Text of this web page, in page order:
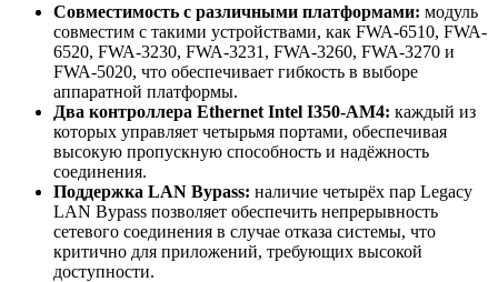
Совместимость с различными платформами: модуль
совместим с такими устройствами, как FWA-6510, FWA-
6520, FWA-3230, FWA-3231, FWA-3260, FWA-3270 и
FWA-5020, что обеспечивает гибкость в выборе
аппаратной платформы.
Два контроллера Ethernet Intel I350-AM4: каждый из
которых управляет четырьмя портами, обеспечивая
высокую пропускную способность и надёжность
соединения.
Поддержка LAN Bypass: наличие четырёх пар Legacy
LAN Bypass позволяет обеспечить непрерывность
сетевого соединения в случае отказа системы, что
критично для приложений, требующих высокой
доступности.